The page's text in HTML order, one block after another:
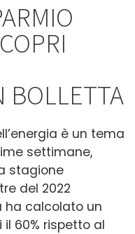
BOLLETTA
è un tema
settimane,
stagione
del 2022
ha calcolato un
60% rispetto al